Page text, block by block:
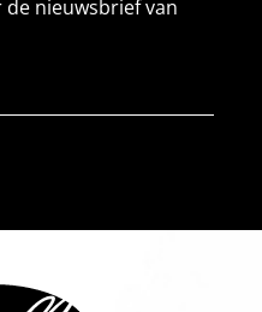
nieuwsbrief van